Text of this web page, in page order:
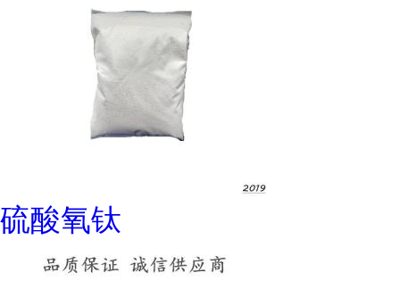
硫酸氧钛